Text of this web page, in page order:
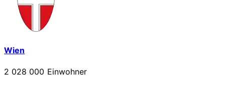
Wien
2 028 000 Einwohner